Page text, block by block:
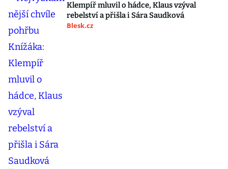
Klempíř mluvil o hádce, Klaus vzýval
rebelství a přišla i Sára Saudková
Blesk.cz